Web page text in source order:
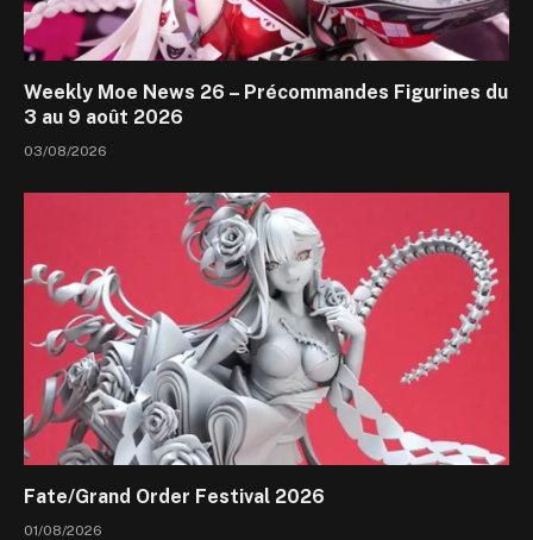
Weekly Moe News 26 – Précommandes Figurines du
3 au 9 août 2026
03/08/2026
Fate/Grand Order Festival 2026
01/08/2026